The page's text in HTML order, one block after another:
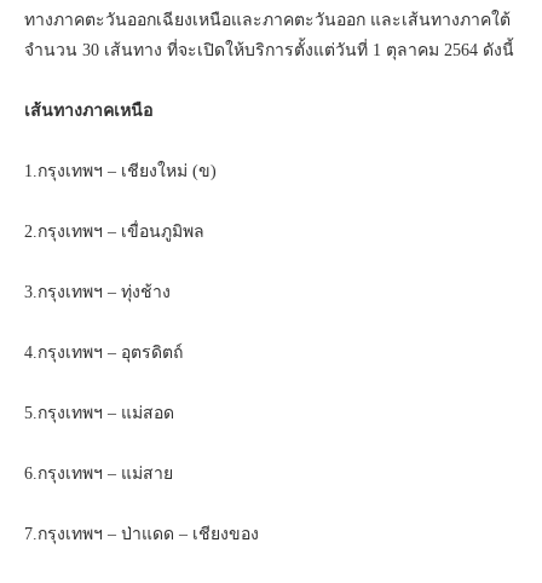
ทางภาคตะวันออกเฉียงเหนือและภาคตะวันออก และเส้นทางภาคใต้
จำนวน 30 เส้นทาง ที่จะเปิดให้บริการตั้งแต่วันที่ 1 ตุลาคม 2564 ดังนี้
เส้นทางภาคเหนือ
1.กรุงเทพฯ – เชียงใหม่ (ข)
2.กรุงเทพฯ – เขื่อนภูมิพล
3.กรุงเทพฯ – ทุ่งช้าง
4.กรุงเทพฯ – อุตรดิตถ์
5.กรุงเทพฯ – แม่สอด
6.กรุงเทพฯ – แม่สาย
7.กรุงเทพฯ – ป่าแดด – เชียงของ